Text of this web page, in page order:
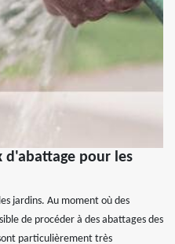
d'abattage pour les
jardins. Au moment où des
de procéder à des abattages des
particulièrement très